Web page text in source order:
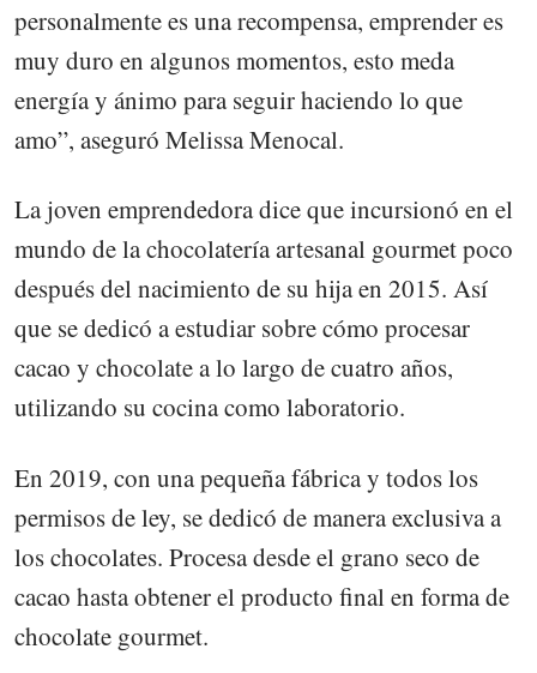
personalmente es una recompensa, emprender es
muy duro en algunos momentos, esto meda
energía y ánimo para seguir haciendo lo que
amo”, aseguró Melissa Menocal.
La joven emprendedora dice que incursionó en el
mundo de la chocolatería artesanal gourmet poco
después del nacimiento de su hija en 2015. Así
que se dedicó a estudiar sobre cómo procesar
cacao y chocolate a lo largo de cuatro años,
utilizando su cocina como laboratorio.
En 2019, con una pequeña fábrica y todos los
permisos de ley, se dedicó de manera exclusiva a
los chocolates. Procesa desde el grano seco de
cacao hasta obtener el producto final en forma de
chocolate gourmet.